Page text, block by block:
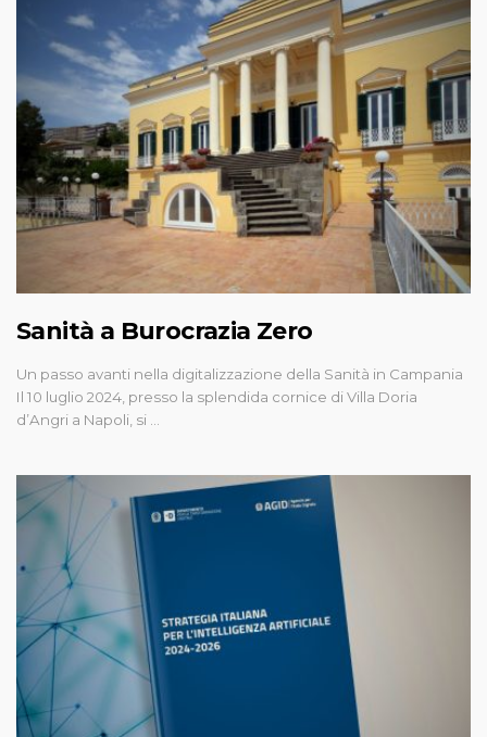
Sanità a Burocrazia Zero
Un passo avanti nella digitalizzazione della Sanità in Campania
Il 10 luglio 2024, presso la splendida cornice di Villa Doria
d’Angri a Napoli, si …